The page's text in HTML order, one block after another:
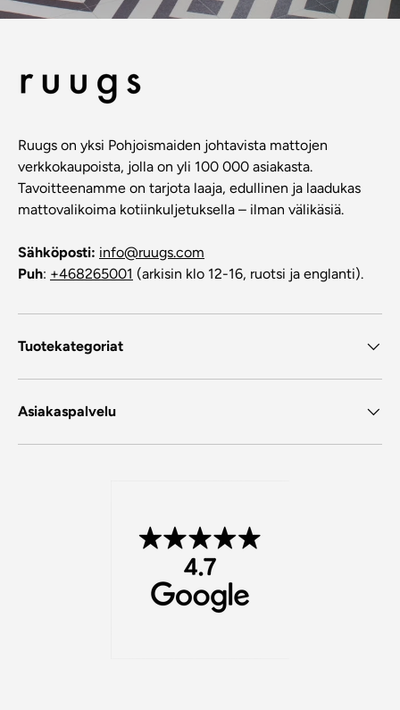
Ruugs on yksi Pohjoismaiden johtavista mattojen
verkkokaupoista, jolla on yli 100 000 asiakasta.
Tavoitteenamme on tarjota laaja, edullinen ja laadukas
mattovalikoima kotiinkuljetuksella – ilman välikäsiä.
Sähköposti: info@ruugs.com
Puh: +468265001 (arkisin klo 12-16, ruotsi ja englanti).
Tuotekategoriat
Asiakaspalvelu